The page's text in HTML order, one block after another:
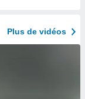
Plus de vidéos